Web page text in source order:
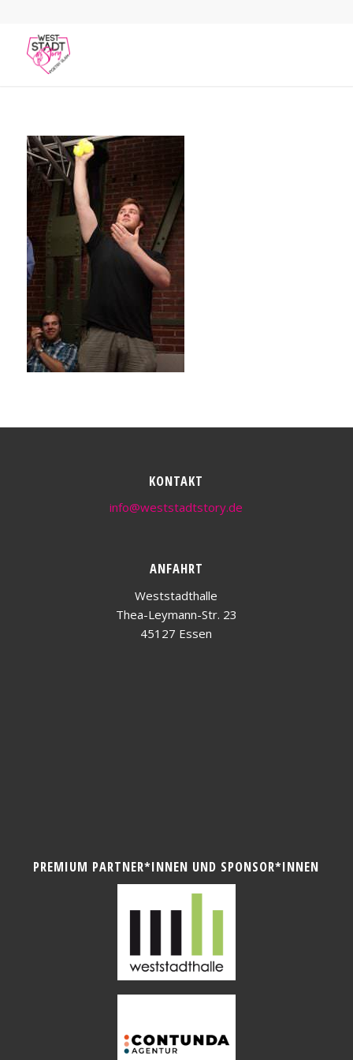
KONTAKT
info@weststadtstory.de
ANFAHRT
Weststadthalle
Thea-Leymann-Str. 23
45127 Essen
PREMIUM PARTNER*INNEN UND SPONSOR*INNEN